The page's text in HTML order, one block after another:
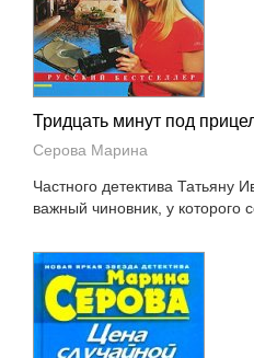
Тридцать минут под
Серова Марина
Частного детектива Татьяну
важный чиновник, у которого